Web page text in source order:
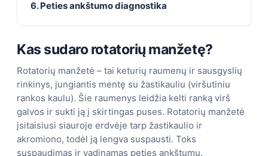
6. Peties ankštumo diagnostika
Kas sudaro rotatorių manžetę?
Rotatorių manžetė – tai keturių raumenų ir sausgyslių
rinkinys, jungiantis mentę su žastikauliu (viršutiniu
rankos kaulu). Šie raumenys leidžia kelti ranką virš
galvos ir sukti ją į skirtingas puses. Rotatorių manžetė
įsitaisiusi siauroje erdvėje tarp žastikaulio ir
akromiono, todėl ją lengva suspausti. Toks
suspaudimas ir vadinamas peties ankštumu.